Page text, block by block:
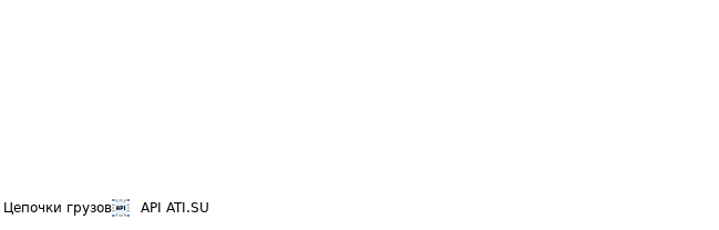
Цепочки грузов API ATI.SU